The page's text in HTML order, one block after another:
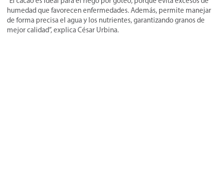
humedad que favorecen enfermedades. Además, permite manejar
de forma precisa el agua y los nutrientes, garantizando granos de
mejor calidad”, explica César Urbina.